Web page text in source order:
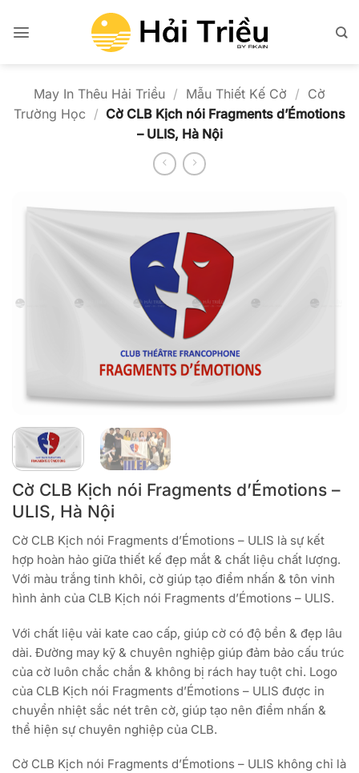
qua
May In Thêu Hải Triều / Mẫu Thiết Kế Cờ / Cờ
Trường Học / Cờ CLB Kịch nói Fragments d’Émotions
– ULIS, Hà Nội
Cờ CLB Kịch nói Fragments d’Émotions –
ULIS, Hà Nội
Cờ CLB Kịch nói Fragments d’Émotions – ULIS là sự kết
hợp hoàn hảo giữa thiết kế đẹp mắt & chất liệu chất lượng.
Với màu trắng tinh khôi, cờ giúp tạo điểm nhấn & tôn vinh
hình ảnh của CLB Kịch nói Fragments d’Émotions – ULIS.
Với chất liệu vải kate cao cấp, giúp cờ có độ bền & đẹp lâu
dài. Đường may kỹ & chuyên nghiệp giúp đảm bảo cấu trúc
của cờ luôn chắc chắn & không bị rách hay tuột chỉ. Logo
của CLB Kịch nói Fragments d’Émotions – ULIS được in
chuyển nhiệt sắc nét trên cờ, giúp tạo nên điểm nhấn &
thể hiện sự chuyên nghiệp của CLB.
Cờ CLB Kịch nói Fragments d’Émotions – ULIS không chỉ là